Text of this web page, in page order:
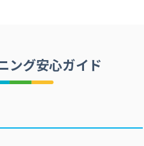
ング安心ガイド